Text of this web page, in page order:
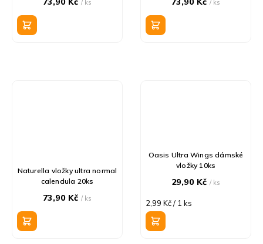
/ ks / ks
Naturella vložky ultra normal
calendula 20ks
73,90 Kč/ ks
Oasis Ultra Wings dámské
vložky 10ks
29,90 Kč/ ks
Měrná
cena:
2,99 Kč / 1 ks